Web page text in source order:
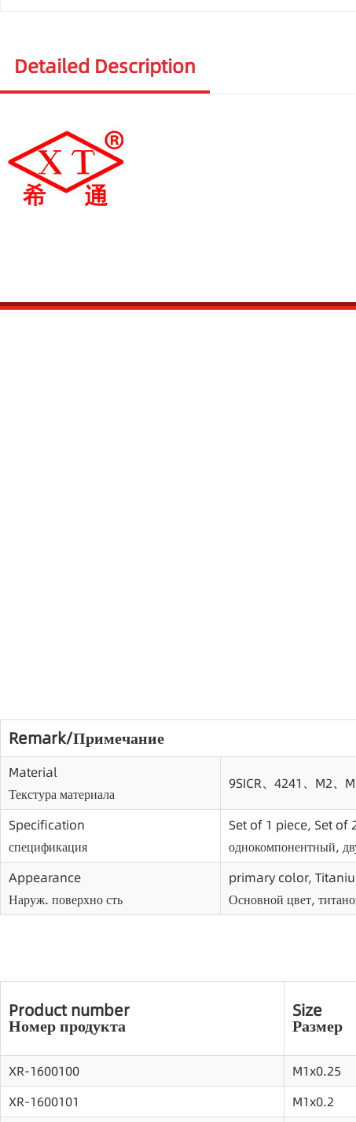
Detailed Description
Remark/Примечание
Material
Текстура материала
9SICR、4241、M2、
Specification
спецификация
Set of 1 piece, Set of
однокомпонентный,
Appearance
Наруж. поверхно сть
primary color,
Основной цвет,
Product number
Номер продукта
Size
Размер
XR-1600100 M1x0.25
XR-1600101
M1x0.2